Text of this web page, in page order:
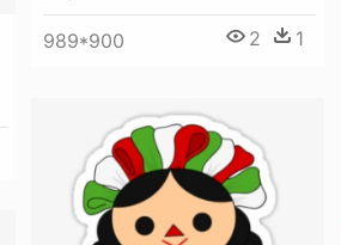
989*900 2 1